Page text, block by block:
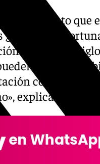
que
gestiones
«En pleno
reservar el
con la
explica.